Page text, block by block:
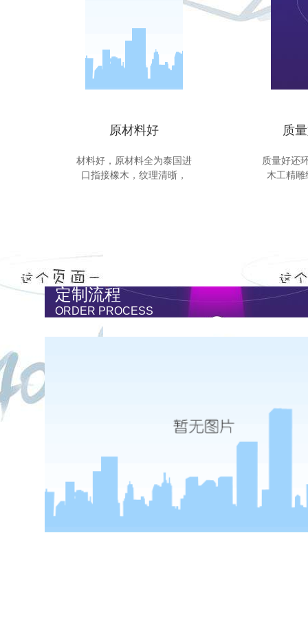
原材料好
材料好，原材料全为泰国进
口指接橡木，纹理清晣，
质
质量好还
木工精
定制流程
ORDER PROCESS